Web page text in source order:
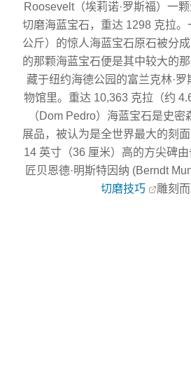
Roosevelt（埃莉诺·罗斯福）一
切磨海蓝宝石，重达 1298 克拉
公斤）的惊人海蓝宝石原石被分
的那颗海蓝宝石便是其中较大的
藏于纽约海德公园的富兰克林·
物馆里。重达 10,363 克拉（约
（Dom Pedro）海蓝宝石是史密
展品，被认为是全世界最大的刻
14 英寸（36 厘米）高的方尖碑
匠贝恩德·明斯特因纳 (Berndt
切磨技巧
雕刻而